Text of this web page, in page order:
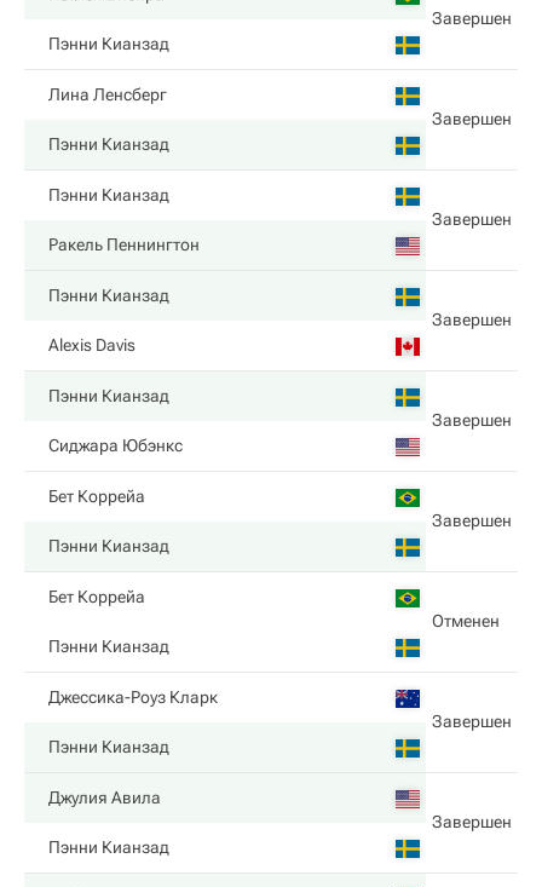
Завершен
Пэнни Кианзад
Лина Ленсберг
Завершен
Пэнни Кианзад
Пэнни Кианзад
Завершен
Ракель Пеннингтон
Пэнни Кианзад
Завершен
Alexis Davis
Пэнни Кианзад
Завершен
Сиджара Юбэнкс
Бет Коррейа
Завершен
Пэнни Кианзад
Бет Коррейа
Отменен
Пэнни Кианзад
Джессика-Роуз Кларк
Завершен
Пэнни Кианзад
Джулия Авила
Завершен
Пэнни Кианзад